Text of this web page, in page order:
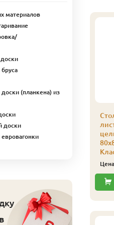
из массива
50х50х900
Цена
материалов
(планкена) из
доски
евровагонки
в